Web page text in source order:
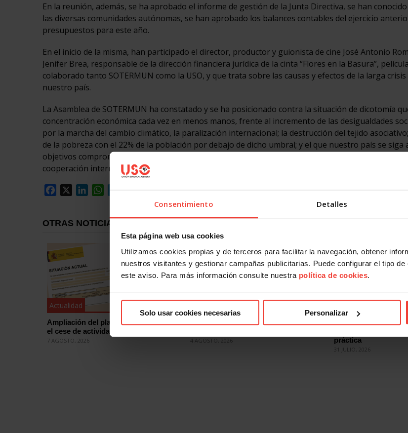
Consentimiento Detalles
Esta página web usa cookies
Utilizamos cookies propias y de terceros para facilitar la navegación, obtener
nuestros visitantes y gestionar campañas publicitarias. Puede configurar el tipo
este aviso. Para más información consulte nuestra política de cookies.
Solo usar cookies necesarias Personalizar
En la reunión, además, se ha aprobado el informe de gestión de la Junta Directiva, se han
las diversas comunidades autónomas, se han aprobado los balances contables del ejercicio
presupuestos para este año.
En el inicio de la misma, han participado el director, productor y guionista de cine José Antonio
Jenifer Brea, responsable de la dirección financiera jurídica de la cinta “Flores en la Basura”,
colaborado tanto SOTERMUN como la USO, y que trata sobre las causas y efectos de la larga
nuestro país.
La Asamblea de SOTERMUN ha constatado y se ha posicionado contra la situación de dicotomía
concentración económica cada vez en menos manos, frente al incremento de las desigualdades
por la marcha del cambio climático, la paralización internacional; la destrucción del tejido
de la pobreza con el 22% de la población por debajo de dicho umbral; y el que nuestro país se siga
objetivos comprometidos de alcanzar el 0,4% del PIB en el año 2020 y del 0,7% en el año 2024 como
cooperación internacional y cumplimiento de los Objetivos de Desarrollo Sostenible en todo el
Facebook
LinkedIn
OTRAS NOTICIAS
Actualidad
Ampliación del plazo para comunicar
el cese de actividad laboral
7 AGOSTO, 2026
Falta de estabilidad en el empleo
4 AGOSTO, 2026
Mercado laboral
práctica
31 JULIO, 2026